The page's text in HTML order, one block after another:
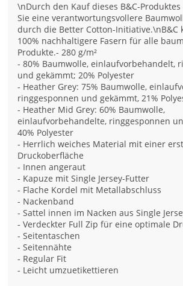
\nDurch den Kauf dieses B&C-
Sie eine verantwortungsvollere
durch die Better Cotton-Initiative.\nB&C
100% nachhaltigere Fasern für alle
Produkte.- 280 g/m²
- 80% Baumwolle, einlaufvorbehandelt,
und gekämmt; 20% Polyester
- Heather Grey: 75% Baumwolle,
ringgesponnen und gekämmt, 21%
- Heather Mid Grey: 60% Baumwolle,
einlaufvorbehandelte, ringgesponnen
40% Polyester
- Herrlich weiches Material mit einer
Druckoberfläche
- Innen angeraut
- Kapuze mit Single Jersey-Futter
- Flache Kordel mit Metallabschluss
- Nackenband
- Sattel innen im Nacken aus Single
- Verdeckter Full Zip für eine optimale
- Seitentaschen
- Seitennähte
- Regular Fit
- Leicht umzuetikettieren